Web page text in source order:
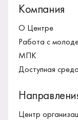
Компания
О Центре
Работа с
МПК
Доступная среда
Центр